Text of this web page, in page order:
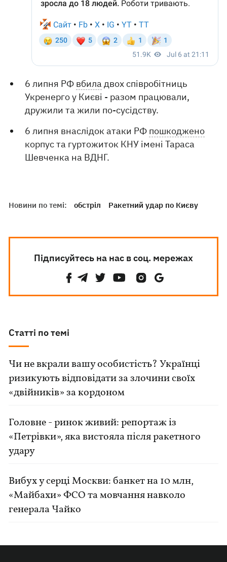
6 липня РФ вбила двох співробітниць
Укренерго у Києві - разом працювали,
дружили та жили по-сусідству.
6 липня внаслідок атаки РФ пошкоджено
корпус та гуртожиток КНУ імені Тараса
Шевченка на ВДНГ.
Новини по темі: обстріл Ракетний удар по Києву
Підписуйтесь на нас в соц. мережах
Статті по темі
Чи не вкрали вашу особистість? Українці
ризикують відповідати за злочини своїх
«двійників» за кордоном
Головне - ринок живий: репортаж із
«Петрівки», яка вистояла після ракетного
удару
Вибух у серці Москви: банкет на 10 млн,
«Майбахи» ФСО та мовчання навколо
генерала Чайко